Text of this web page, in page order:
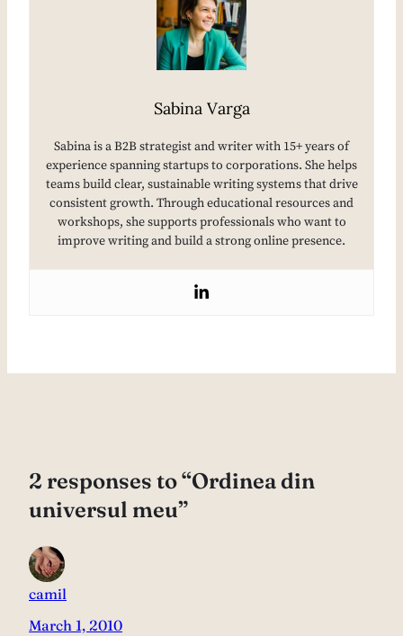
Sabina Varga
Sabina is a B2B strategist and writer with 15+ years of
experience spanning startups to corporations. She helps
teams build clear, sustainable writing systems that drive
consistent growth. Through educational resources and
workshops, she supports professionals who want to
improve writing and build a strong online presence.
2 responses to “Ordinea din
universul meu”
camil
March 1, 2010